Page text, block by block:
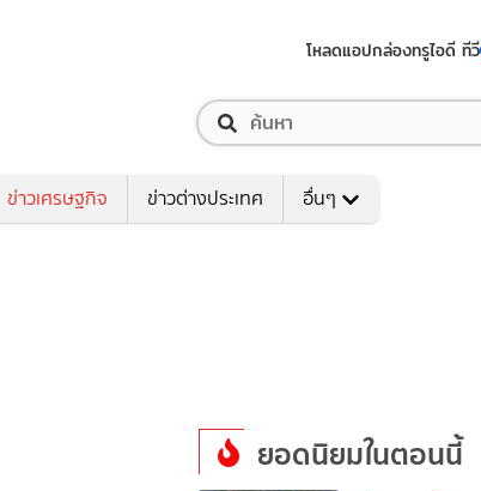
โหลดแอปกล่องทรูไอดี ทีวี
ข่าวเศรษฐกิจ ข่าวต่างประเทศ อื่นๆ
ยอดนิยมในตอนนี้